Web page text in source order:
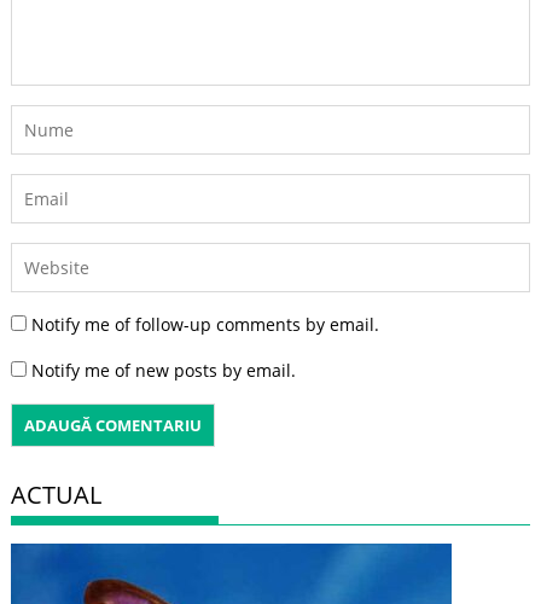
Notify me of follow-up comments by email.
Notify me of new posts by email.
ACTUAL